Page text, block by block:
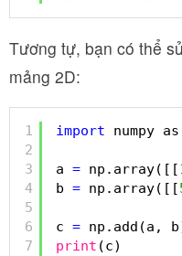
Tương tự, bạn có thể
mảng 2D:
1
2
3
4
5
6
7
import numpy
a = np.array([[
b = np.array([[
c = np.add(a,
print (c)